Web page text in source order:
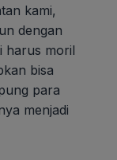
kami,
dengan
harus moril
bisa
para
menjadi